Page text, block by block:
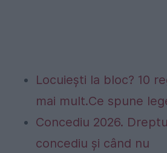
Locuiești la bloc? 10
mai mult.Ce spune
Concediu 2026.
concediu și când nu